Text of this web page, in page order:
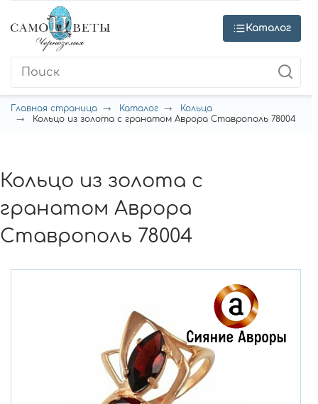
Каталог
Главная страница Каталог
Кольца
Кольцо из золота с гранатом Аврора Ставрополь 78004
Кольцо из золота с
гранатом Аврора
Ставрополь 78004